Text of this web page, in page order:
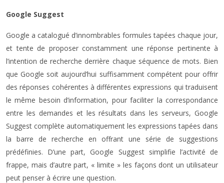
Google Suggest
Google a catalogué d’innombrables formules tapées chaque jour,
et tente de proposer constamment une réponse pertinente à
l’intention de recherche derrière chaque séquence de mots. Bien
que Google soit aujourd’hui suffisamment compétent pour offrir
des réponses cohérentes à différentes expressions qui traduisent
le même besoin d’information, pour faciliter la correspondance
entre les demandes et les résultats dans les serveurs, Google
Suggest complète automatiquement les expressions tapées dans
la barre de recherche en offrant une série de suggestions
prédéfinies. D’une part, Google Suggest simplifie l’activité de
frappe, mais d’autre part, « limite » les façons dont un utilisateur
peut penser à écrire une question.